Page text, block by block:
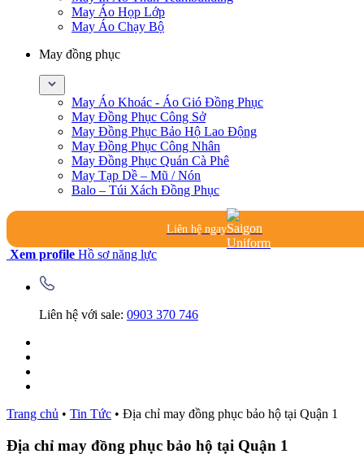
May Áo Họp Lớp
May Áo Chạy Bộ
May đồng phục
May Áo Khoác - Áo Gió Đồng Phục
May Đồng Phục Công Sở
May Đồng Phục Bảo Hộ Lao Động
May Đồng Phục Công Nhân
May Đồng Phục Quán Cà Phê
May Tạp Dề – Mũ / Nón
Balo – Túi Xách Đồng Phục
Liên hệ ngay
Xem profile Hồ sơ năng lực
Liên hệ với sale: 0903 370 746
Trang chủ • Tin Tức • Địa chỉ may đồng phục bảo hộ tại Quận 1
Địa chỉ may đồng phục bảo hộ tại Quận 1